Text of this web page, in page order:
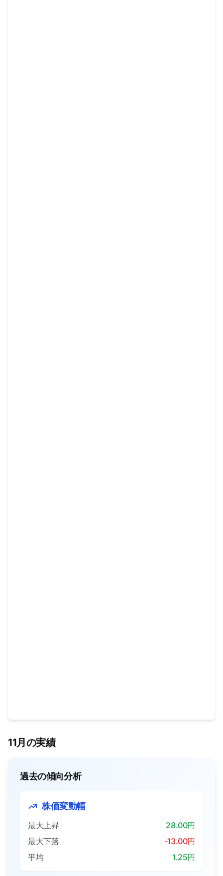
11月の実績
過去の傾向分析
株価変動幅
最大上昇
28.00円
最大下落
-13.00円
平均
1.25円